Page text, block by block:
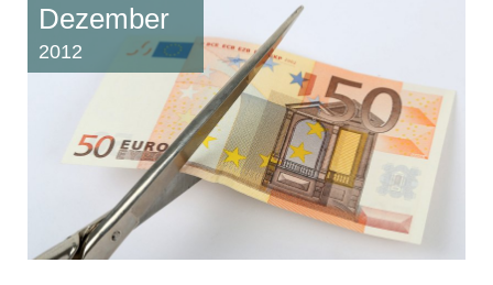
Dezember
2012